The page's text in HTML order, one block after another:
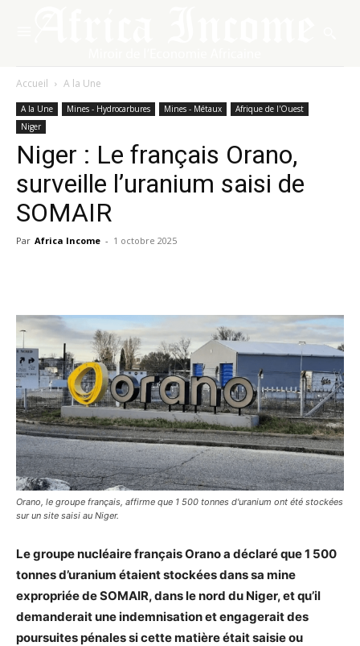
Accueil A la Une
A la Une Mines - Hydrocarbures Mines - Métaux
Afrique de l'Ouest
Niger
Niger : Le français Orano,
surveille l’uranium saisi de
SOMAIR
Par Africa Income - 1 octobre 2025
Orano, le groupe français, affirme que 1 500 tonnes d'uranium ont été stockées
sur un site saisi au Niger.
Le groupe nucléaire français Orano a déclaré que 1 500
tonnes d’uranium étaient stockées dans sa mine
expropriée de SOMAIR, dans le nord du Niger, et qu’il
demanderait une indemnisation et engagerait des
poursuites pénales si cette matière était saisie ou